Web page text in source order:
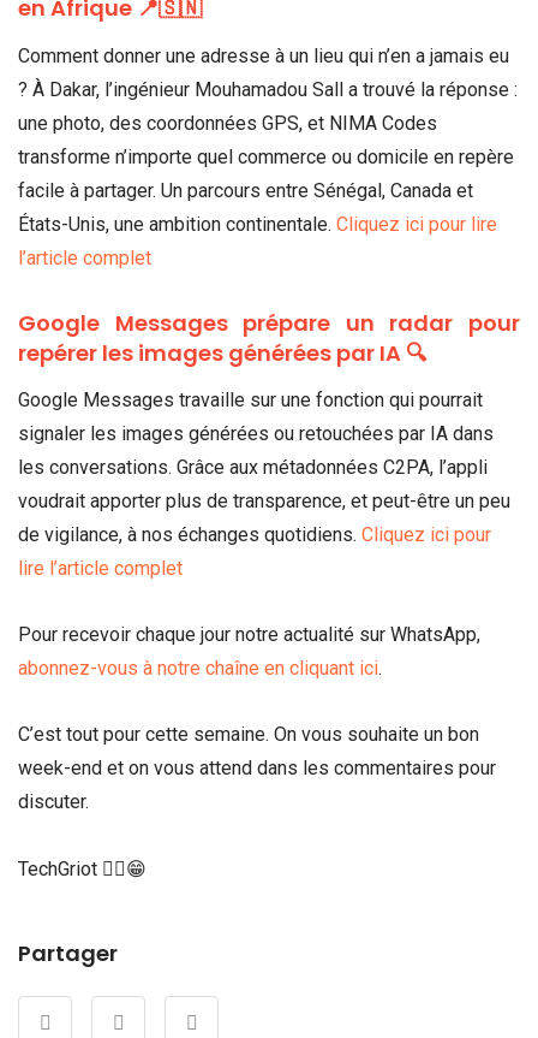
en Afrique 📍🇸🇳
Comment donner une adresse à un lieu qui n’en a jamais eu
? À Dakar, l’ingénieur Mouhamadou Sall a trouvé la réponse :
une photo, des coordonnées GPS, et NIMA Codes
transforme n’importe quel commerce ou domicile en repère
facile à partager. Un parcours entre Sénégal, Canada et
États-Unis, une ambition continentale. Cliquez ici pour lire
l’article complet
Google Messages prépare un radar pour
repérer les images générées par IA 🔍
Google Messages travaille sur une fonction qui pourrait
signaler les images générées ou retouchées par IA dans
les conversations. Grâce aux métadonnées C2PA, l’appli
voudrait apporter plus de transparence, et peut-être un peu
de vigilance, à nos échanges quotidiens. Cliquez ici pour
lire l’article complet
Pour recevoir chaque jour notre actualité sur WhatsApp,
abonnez-vous à notre chaîne en cliquant ici.
C’est tout pour cette semaine. On vous souhaite un bon
week-end et on vous attend dans les commentaires pour
discuter.
TechGriot ✌🏾😁
Partager